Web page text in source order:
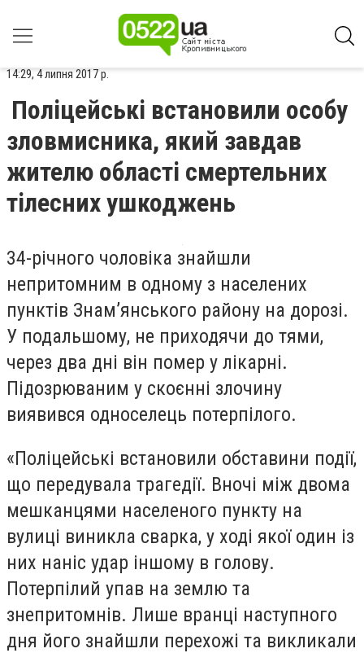
14:29, 4 липня 2017 р.
Поліцейські встановили особу
зловмисника, який завдав
жителю області смертельних
тілесних ушкоджень
34-річного чоловіка знайшли
непритомним в одному з населених
пунктів Знам’янського району на дорозі.
У подальшому, не приходячи до тями,
через два дні він помер у лікарні.
Підозрюваним у скоєнні злочину
виявився односелець потерпілого.
«Поліцейські встановили обставини події,
що передувала трагедії. Вночі між двома
мешканцями населеного пункту на
вулиці виникла сварка, у ході якої один із
них наніс удар іншому в голову.
Потерпілий упав на землю та
знепритомнів. Лише вранці наступного
дня його знайшли перехожі та викликали